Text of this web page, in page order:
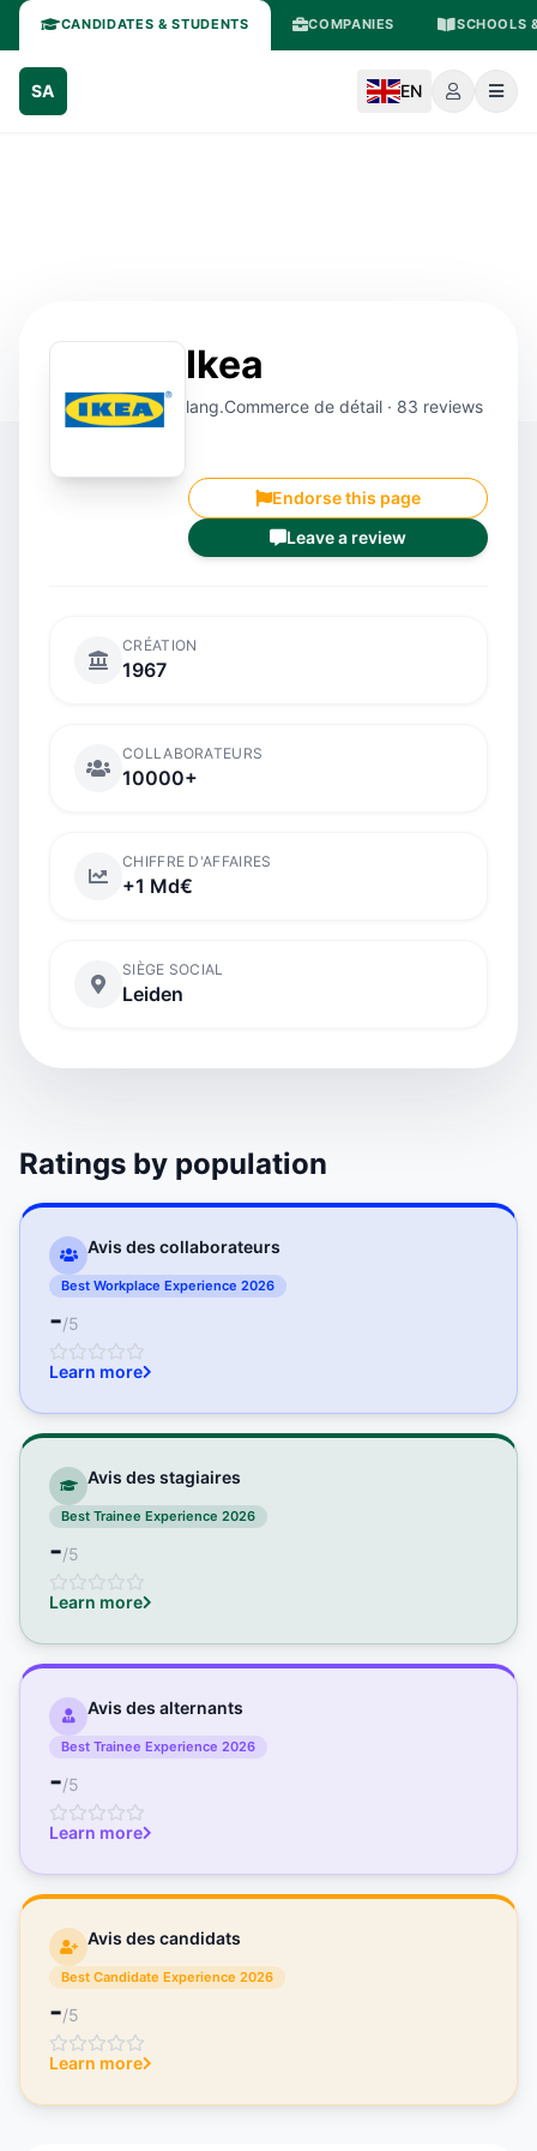
CANDIDATES & STUDENTS COMPANIES SCHOOLS
SA EN
Ikea
lang.Commerce de détail · 83 reviews
Endorse this page
Leave a review
CRÉATION
1967
COLLABORATEURS
10000+
CHIFFRE D'AFFAIRES
+1 Md€
SIÈGE SOCIAL
Leiden
Ratings by population
Avis des collaborateurs
Best Workplace Experience 2026
-/5
Learn more
Avis des stagiaires
Best Trainee Experience 2026
-/5
Learn more
Avis des alternants
Best Trainee Experience 2026
-/5
Learn more
Avis des candidats
Best Candidate Experience 2026
-/5
Learn more